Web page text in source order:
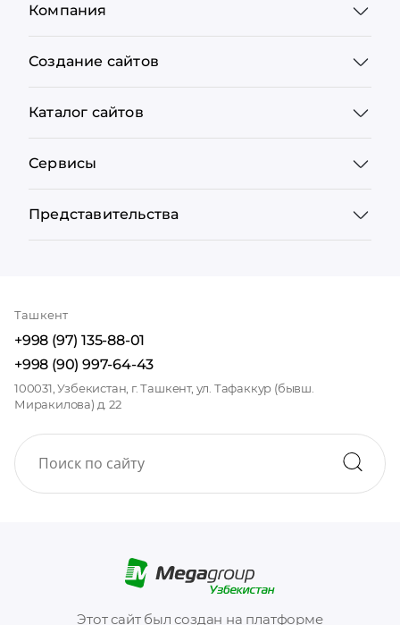
Этот сайт был создан на платформе
Компания
Создание сайтов
Каталог сайтов
Сервисы
Представительства
Ташкент
+998 (97) 135-88-01
+998 (90) 997-64-43
100031, Узбекистан, г. Ташкент, ул. Тафаккур (бывш.
Миракилова) д. 22